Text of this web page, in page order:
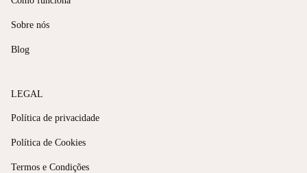
Sobre nós
Blog
LEGAL
Política de privacidade
Política de Cookies
Termos e Condições